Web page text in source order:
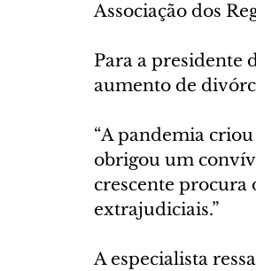
Associação dos
Para a presidente
aumento de
“A pandemia
obrigou um
crescente procura
extrajudiciais.”
A especialista